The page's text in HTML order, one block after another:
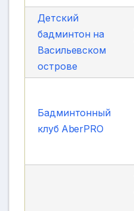
Детский
бадминтон на
Васильевском
острове
Бадминтонный
клуб AberPRO